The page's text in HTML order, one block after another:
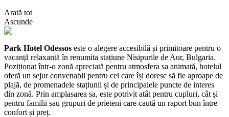
Arată tot
Ascunde
Park Hotel Odessos este o alegere accesibilă și primitoare pentru o
vacanță relaxantă în renumita stațiune Nisipurile de Aur, Bulgaria.
Poziționat într-o zonă apreciată pentru atmosfera sa animată, hotelul
oferă un sejur convenabil pentru cei care își doresc să fie aproape de
plajă, de promenadele stațiunii și de principalele puncte de interes
din zonă. Prin amplasarea sa, este potrivit atât pentru cupluri, cât și
pentru familii sau grupuri de prieteni care caută un raport bun între
confort și preț.